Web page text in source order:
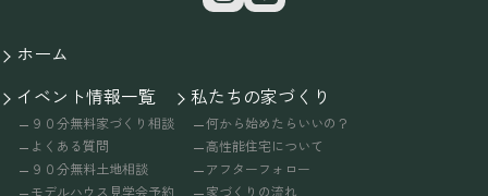
ホーム
イベント情報一覧
９０分無料家づくり相談
よくある質問
９０分無料土地相談
モデルハウス見学会予約
私たちの家づくり
何から始めたらいいの？
高性能住宅について
アフターフォロー
家づくりの流れ